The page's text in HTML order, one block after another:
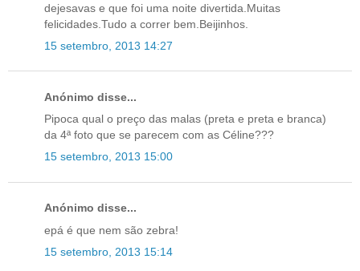
dejesavas e que foi uma noite divertida.Muitas
felicidades.Tudo a correr bem.Beijinhos.
15 setembro, 2013 14:27
Anónimo disse...
Pipoca qual o preço das malas (preta e preta e branca)
da 4ª foto que se parecem com as Céline???
15 setembro, 2013 15:00
Anónimo disse...
epá é que nem são zebra!
15 setembro, 2013 15:14